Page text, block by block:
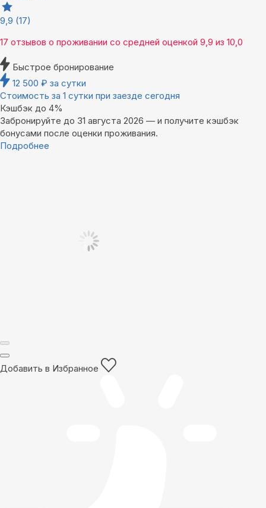
9,9 (17)
17 отзывов о проживании со средней оценкой 9,9 из 10,0
Быстрое бронирование
12 500 ₽ за сутки
Стоимость за 1 сутки при заезде сегодня
Кэшбэк до 4%
Забронируйте до 31 августа 2026 — и получите кэшбэк
бонусами после оценки проживания.
Подробнее
Добавить в Избранное